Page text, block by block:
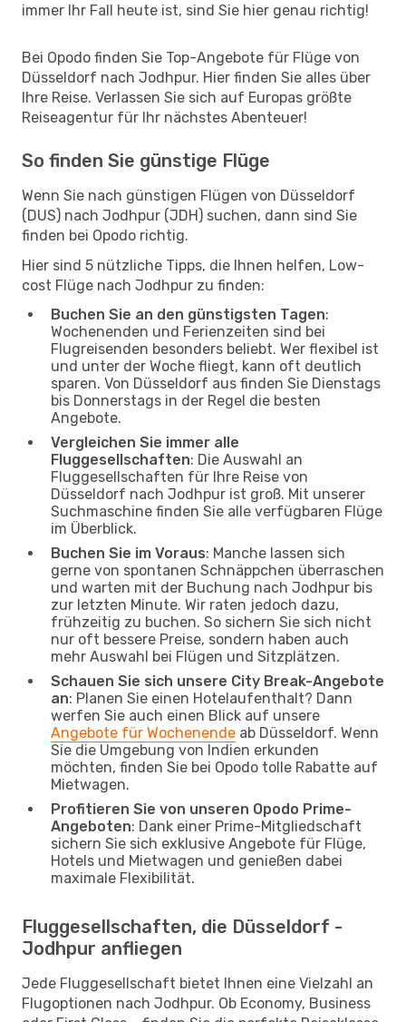
immer Ihr Fall heute ist, sind Sie hier genau richtig!
Bei Opodo finden Sie Top-Angebote für Flüge von
Düsseldorf nach Jodhpur. Hier finden Sie alles über
Ihre Reise. Verlassen Sie sich auf Europas größte
Reiseagentur für Ihr nächstes Abenteuer!
So finden Sie günstige Flüge
Wenn Sie nach günstigen Flügen von Düsseldorf
(DUS) nach Jodhpur (JDH) suchen, dann sind Sie
finden bei Opodo richtig.
Hier sind 5 nützliche Tipps, die Ihnen helfen, Low-
cost Flüge nach Jodhpur zu finden:
Buchen Sie an den günstigsten Tagen:
Wochenenden und Ferienzeiten sind bei
Flugreisenden besonders beliebt. Wer flexibel ist
und unter der Woche fliegt, kann oft deutlich
sparen. Von Düsseldorf aus finden Sie Dienstags
bis Donnerstags in der Regel die besten
Angebote.
Vergleichen Sie immer alle
Fluggesellschaften: Die Auswahl an
Fluggesellschaften für Ihre Reise von
Düsseldorf nach Jodhpur ist groß. Mit unserer
Suchmaschine finden Sie alle verfügbaren Flüge
im Überblick.
Buchen Sie im Voraus: Manche lassen sich
gerne von spontanen Schnäppchen überraschen
und warten mit der Buchung nach Jodhpur bis
zur letzten Minute. Wir raten jedoch dazu,
frühzeitig zu buchen. So sichern Sie sich nicht
nur oft bessere Preise, sondern haben auch
mehr Auswahl bei Flügen und Sitzplätzen.
Schauen Sie sich unsere City Break-Angebote
an: Planen Sie einen Hotelaufenthalt? Dann
werfen Sie auch einen Blick auf unsere
Angebote für Wochenende ab Düsseldorf. Wenn
Sie die Umgebung von Indien erkunden
möchten, finden Sie bei Opodo tolle Rabatte auf
Mietwagen.
Profitieren Sie von unseren Opodo Prime-
Angeboten: Dank einer Prime-Mitgliedschaft
sichern Sie sich exklusive Angebote für Flüge,
Hotels und Mietwagen und genießen dabei
maximale Flexibilität.
Fluggesellschaften, die Düsseldorf -
Jodhpur anfliegen
Jede Fluggesellschaft bietet Ihnen eine Vielzahl an
Flugoptionen nach Jodhpur. Ob Economy, Business